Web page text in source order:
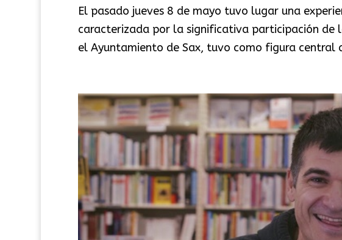
El pasado jueves 8 de mayo tuvo lugar una
caracterizada por la significativa participación de
el Ayuntamiento de Sax, tuvo como figura